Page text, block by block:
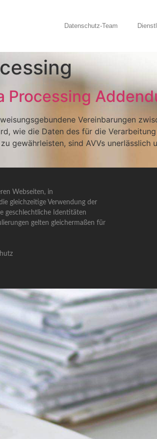
Datenschutz-Team
Processing
Vereinbarungen
wie die Daten des für die
gewährleisten, sind AVVs unerlässlich
Webseiten, in
gleichzeitige Verwendung der
geschlechtliche Identitäten
gelten gleichermaßen für